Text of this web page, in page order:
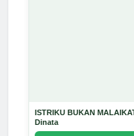
ISTRIKU BUKAN
Dinata